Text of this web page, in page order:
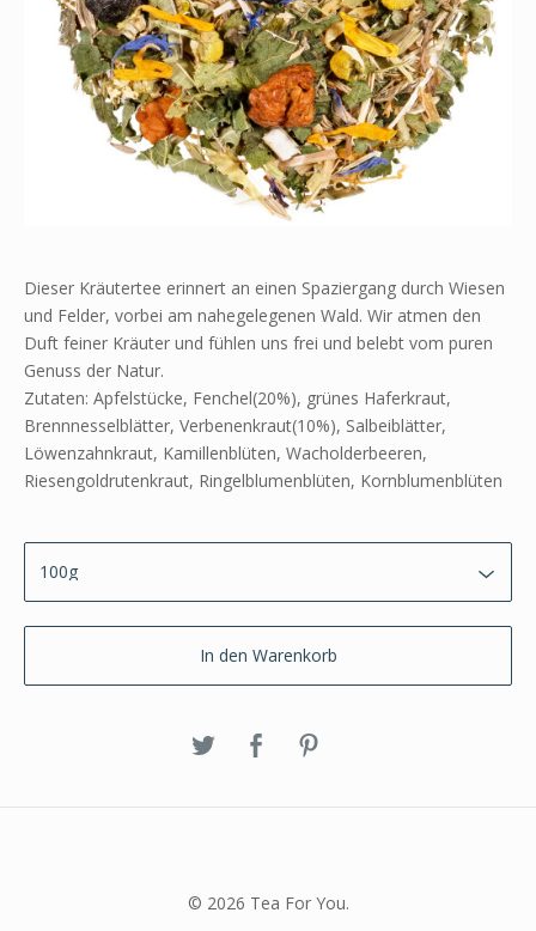
Dieser Kräutertee erinnert an einen Spaziergang durch Wiesen
und Felder, vorbei am nahegelegenen Wald. Wir atmen den
Duft feiner Kräuter und fühlen uns frei und belebt vom puren
Genuss der Natur.
Zutaten: Apfelstücke, Fenchel(20%), grünes Haferkraut,
Brennnesselblätter, Verbenenkraut(10%), Salbeiblätter,
Löwenzahnkraut, Kamillenblüten, Wacholderbeeren,
Riesengoldrutenkraut, Ringelblumenblüten, Kornblumenblüten
In den Warenkorb
© 2026 Tea For You.